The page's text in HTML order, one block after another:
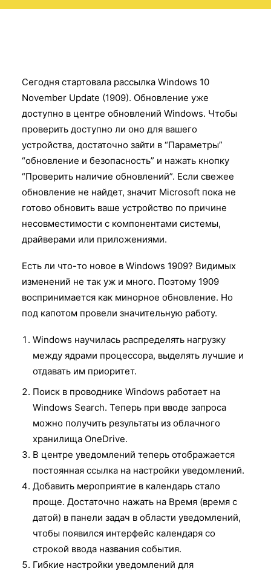
Сегодня стартовала рассылка Windows 10
November Update (1909). Обновление уже
доступно в центре обновлений Windows. Чтобы
проверить доступно ли оно для вашего
устройства, достаточно зайти в “Параметры”
“обновление и безопасность” и нажать кнопку
“Проверить наличие обновлений”. Если свежее
обновление не найдет, значит Microsoft пока не
готово обновить ваше устройство по причине
несовместимости с компонентами системы,
драйверами или приложениями.
Есть ли что-то новое в Windows 1909? Видимых
изменений не так уж и много. Поэтому 1909
воспринимается как минорное обновление. Но
под капотом провели значительную работу.
Windows научилась распределять нагрузку
между ядрами процессора, выделять лучшие и
отдавать им приоритет.
Поиск в проводнике Windows работает на
Windows Search. Теперь при вводе запроса
можно получить результаты из облачного
хранилища OneDrive.
В центре уведомлений теперь отображается
постоянная ссылка на настройки уведомлений.
Добавить мероприятие в календарь стало
проще. Достаточно нажать на Время (время с
датой) в панели задач в области уведомлений,
чтобы появился интерфейс календаря со
строкой ввода названия события.
Гибкие настройки уведомлений для